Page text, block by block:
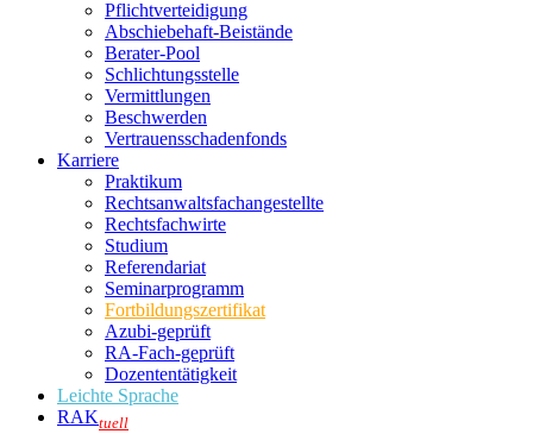
Pflichtverteidigung
Abschiebehaft-Beistände
Berater-Pool
Schlichtungsstelle
Vermittlungen
Beschwerden
Vertrauensschadenfonds
Karriere
Praktikum
Rechtsanwalts­fachangestellte
Rechtsfachwirte
Studium
Referendariat
Seminarprogramm
Fortbildungszertifikat
Azubi-geprüft
RA-Fach-geprüft
Dozententätigkeit
Leichte Sprache
RAKtuell